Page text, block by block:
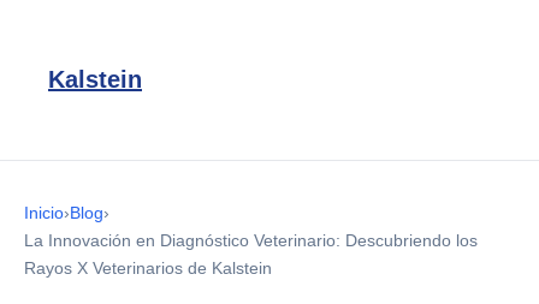
Kalstein
Inicio›Blog›
La Innovación en Diagnóstico Veterinario: Descubriendo los
Rayos X Veterinarios de Kalstein